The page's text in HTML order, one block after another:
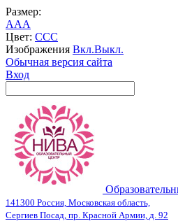
Размер:
AAA
Цвет: CCC
Изображения Вкл.Выкл.
Обычная версия сайта
Вход
141300 Россия, Московская область,
Сергиев Посад, пр. Красной Армии, д. 92